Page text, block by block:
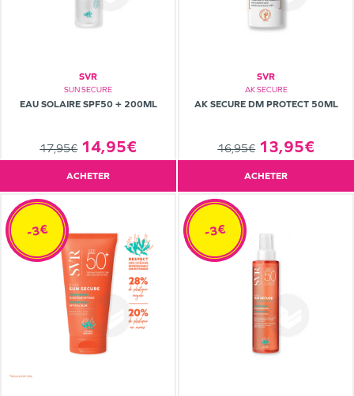
SVR
SUN SECURE
EAU SOLAIRE SPF50 + 200ML
17,95€ 14,95€
ACHETER
SVR
AK SECURE
AK SECURE DM PROTECT 50ML
16,95€ 13,95€
ACHETER
-3€ -3€